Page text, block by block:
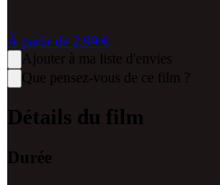
À partir de 2,99 €
Ajouter à ma liste d'envies
Que pensez-vous de ce film ?
Détails du film
Durée